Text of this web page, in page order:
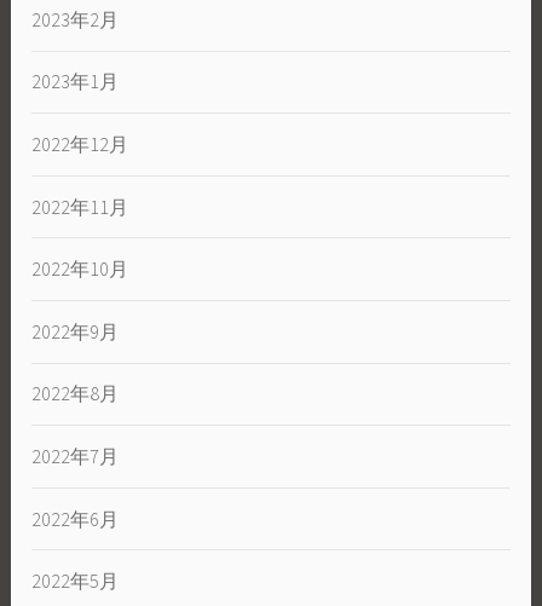
2023年2月
2023年1月
2022年12月
2022年11月
2022年10月
2022年9月
2022年8月
2022年7月
2022年6月
2022年5月